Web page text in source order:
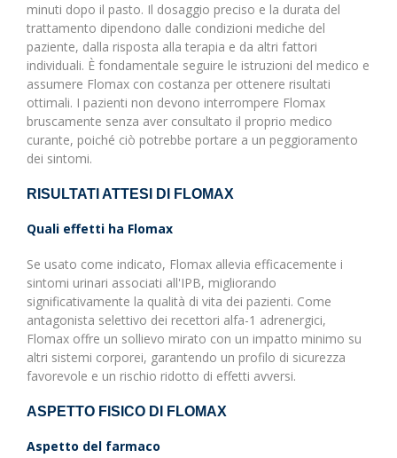
minuti dopo il pasto. Il dosaggio preciso e la durata del
trattamento dipendono dalle condizioni mediche del
paziente, dalla risposta alla terapia e da altri fattori
individuali. È fondamentale seguire le istruzioni del medico e
assumere Flomax con costanza per ottenere risultati
ottimali. I pazienti non devono interrompere Flomax
bruscamente senza aver consultato il proprio medico
curante, poiché ciò potrebbe portare a un peggioramento
dei sintomi.
RISULTATI ATTESI DI FLOMAX
Quali effetti ha Flomax
Se usato come indicato, Flomax allevia efficacemente i
sintomi urinari associati all'IPB, migliorando
significativamente la qualità di vita dei pazienti. Come
antagonista selettivo dei recettori alfa-1 adrenergici,
Flomax offre un sollievo mirato con un impatto minimo su
altri sistemi corporei, garantendo un profilo di sicurezza
favorevole e un rischio ridotto di effetti avversi.
ASPETTO FISICO DI FLOMAX
Aspetto del farmaco